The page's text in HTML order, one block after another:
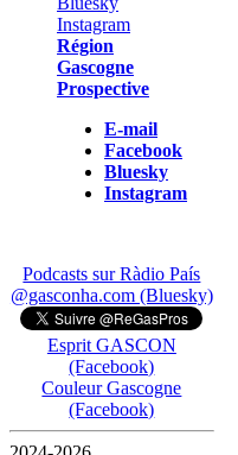
Région
Gascogne
Prospective
E-mail
Facebook
Bluesky
Instagram
Podcasts sur Ràdio País
@gasconha.com (Bluesky)
Esprit GASCON
(Facebook)
Couleur Gascogne
(Facebook)